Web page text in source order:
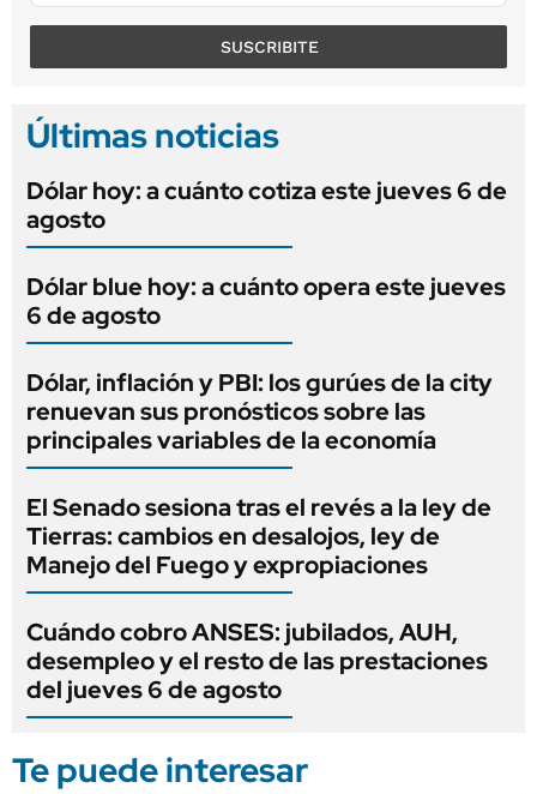
SUSCRIBITE
Últimas noticias
Dólar hoy: a cuánto cotiza este jueves 6 de
agosto
Dólar blue hoy: a cuánto opera este jueves
6 de agosto
Dólar, inflación y PBI: los gurúes de la city
renuevan sus pronósticos sobre las
principales variables de la economía
El Senado sesiona tras el revés a la ley de
Tierras: cambios en desalojos, ley de
Manejo del Fuego y expropiaciones
Cuándo cobro ANSES: jubilados, AUH,
desempleo y el resto de las prestaciones
del jueves 6 de agosto
Te puede interesar